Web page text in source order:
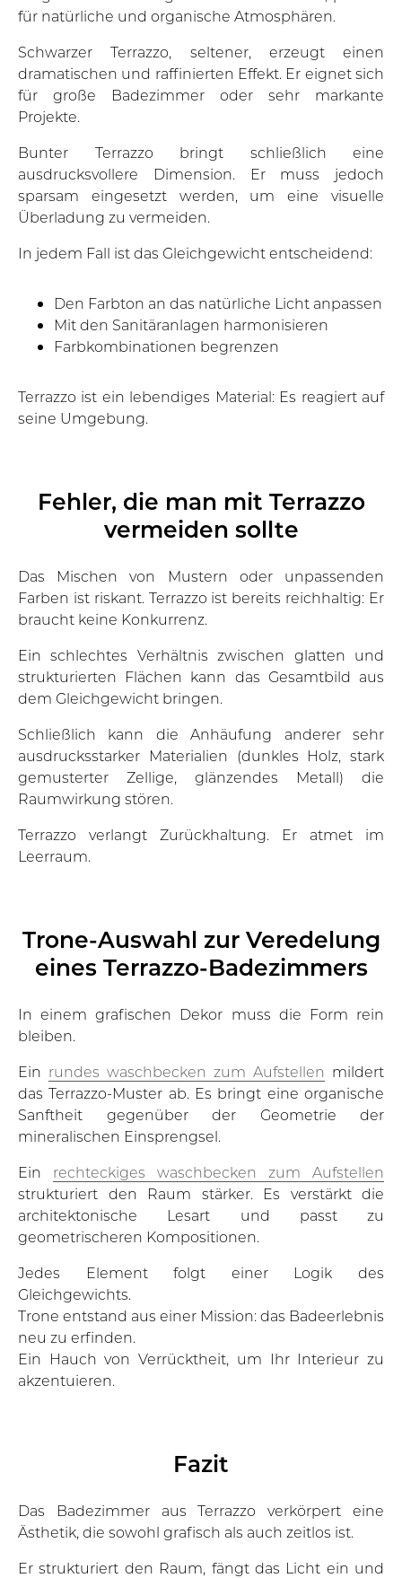
für natürliche und organische Atmosphären.
Schwarzer Terrazzo, seltener, erzeugt einen
dramatischen und raffinierten Effekt. Er eignet sich
für große Badezimmer oder sehr markante
Projekte.
Bunter Terrazzo bringt schließlich eine
ausdrucksvollere Dimension. Er muss jedoch
sparsam eingesetzt werden, um eine visuelle
Überladung zu vermeiden.
In jedem Fall ist das Gleichgewicht entscheidend:
Den Farbton an das natürliche Licht anpassen
Mit den Sanitäranlagen harmonisieren
Farbkombinationen begrenzen
Terrazzo ist ein lebendiges Material: Es reagiert auf
seine Umgebung.
Fehler, die man mit Terrazzo
vermeiden sollte
Das Mischen von Mustern oder unpassenden
Farben ist riskant. Terrazzo ist bereits reichhaltig: Er
braucht keine Konkurrenz.
Ein schlechtes Verhältnis zwischen glatten und
strukturierten Flächen kann das Gesamtbild aus
dem Gleichgewicht bringen.
Schließlich kann die Anhäufung anderer sehr
ausdrucksstarker Materialien (dunkles Holz, stark
gemusterter Zellige, glänzendes Metall) die
Raumwirkung stören.
Terrazzo verlangt Zurückhaltung. Er atmet im
Leerraum.
Trone-Auswahl zur Veredelung
eines Terrazzo-Badezimmers
In einem grafischen Dekor muss die Form rein
bleiben.
Ein rundes waschbecken zum Aufstellen mildert
das Terrazzo-Muster ab. Es bringt eine organische
Sanftheit gegenüber der Geometrie der
mineralischen Einsprengsel.
Ein rechteckiges waschbecken zum Aufstellen
strukturiert den Raum stärker. Es verstärkt die
architektonische Lesart und passt zu
geometrischeren Kompositionen.
Jedes Element folgt einer Logik des
Gleichgewichts.
Trone entstand aus einer Mission: das Badeerlebnis
neu zu erfinden.
Ein Hauch von Verrücktheit, um Ihr Interieur zu
akzentuieren.
Fazit
Das Badezimmer aus Terrazzo verkörpert eine
Ästhetik, die sowohl grafisch als auch zeitlos ist.
Er strukturiert den Raum, fängt das Licht ein und